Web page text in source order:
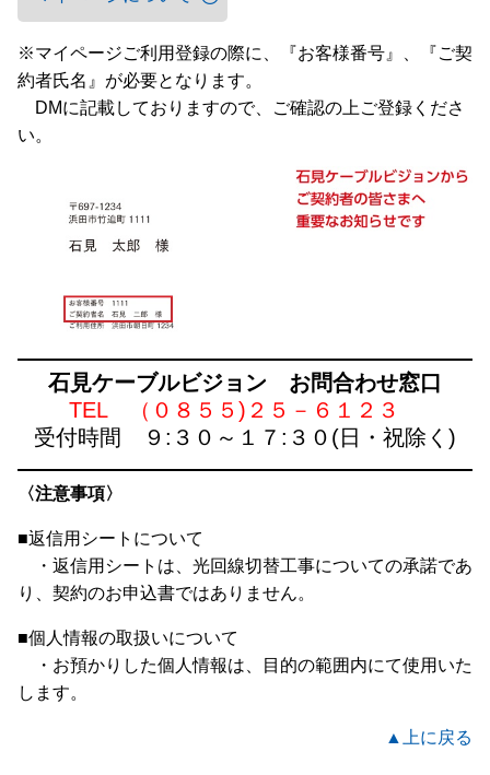
※マイページご利用登録の際に、『お客様番号』、『ご契
約者氏名』が必要となります。
DMに記載しておりますので、ご確認の上ご登録くださ
い。
石見ケーブルビジョン お問合わせ窓口
TEL （０８５５)２５－６１２３
受付時間 ９:３０～１７:３０(日・祝除く)
〈注意事項〉
■返信用シートについて
・返信用シートは、光回線切替工事についての承諾であ
り、契約のお申込書ではありません。
■個人情報の取扱いについて
・お預かりした個人情報は、目的の範囲内にて使用いた
します。
▲上に戻る